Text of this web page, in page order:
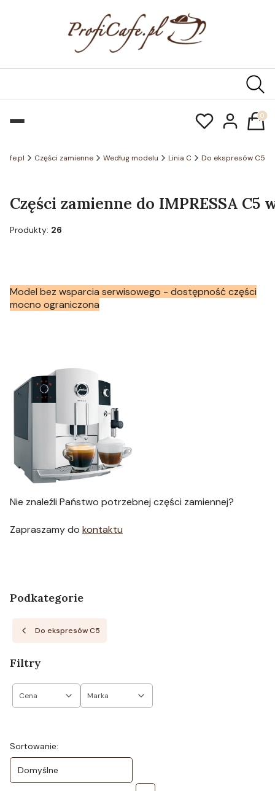
Części zamienne Według modelu Linia C Do ekspresów C5
Części zamienne do IMPRESSA C5
Produkty: 26
Model bez wsparcia serwisowego - dostępność części
mocno ograniczona
Nie znaleźli Państwo potrzebnej części zamiennej?
Zapraszamy do kontaktu
Podkategorie
Do ekspresów C5
Filtry
Cena Marka
Lista produktów
Sortowanie:
Domyślne